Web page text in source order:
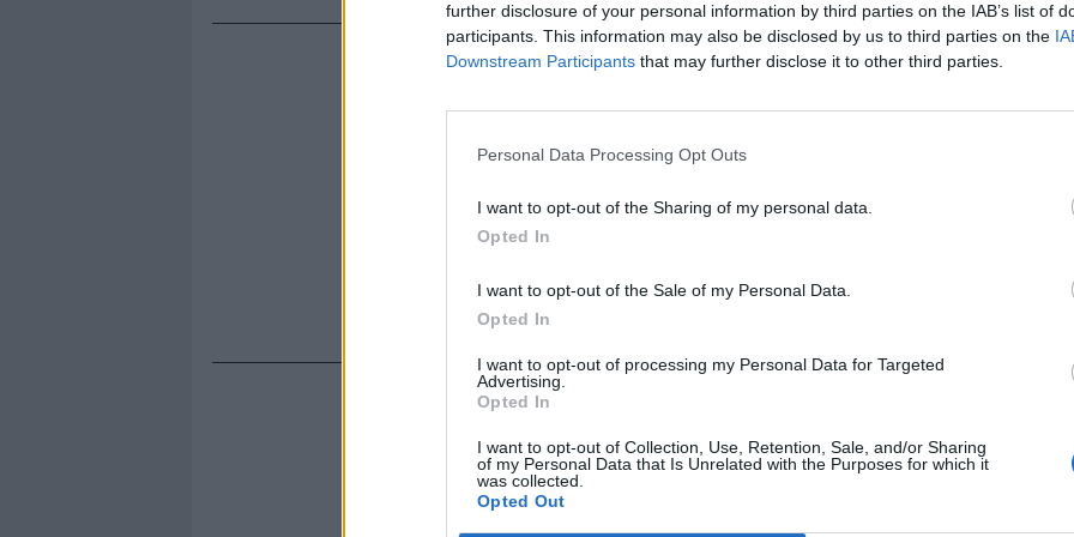
further disclosure of your personal information by third parties on the IAB’s list of
participants. This information may also be disclosed by us to third parties on the
Downstream Participants that may further disclose it to other third parties.
Personal Data Processing Opt Outs
I want to opt-out of the Sharing of my personal data.
Opted In
I want to opt-out of the Sale of my Personal Data.
Opted In
I want to opt-out of processing my Personal Data for Targeted
Advertising.
Opted In
I want to opt-out of Collection, Use, Retention, Sale, and/or Sharing
of my Personal Data that Is Unrelated with the Purposes for which it
was collected.
Opted Out
Trump, Meloni e la strategia